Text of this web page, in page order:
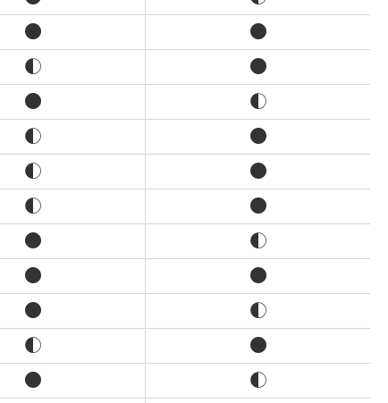
● ●
◐
●
●
◐
◐
●
◐ ●
◐
●
●
◐
●
●
● ◐
◐
●
●
◐